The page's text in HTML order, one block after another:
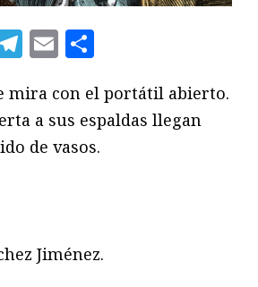
Telegram
Email
mira con el portátil abierto.
a sus espaldas llegan
de vasos.
Jiménez.